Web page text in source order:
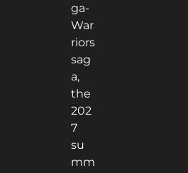
ga-
War
riors
sag
a,
the
202
7
su
mm